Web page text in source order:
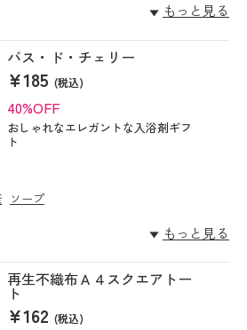
もっと見る
バス・ド・チェリー
¥185(税込)
40%OFF
おしゃれなエレガントな入浴剤ギフ
ト
ソープ
もっと見る
再生不織布Ａ４スクエアトー
ト
¥162(税込)